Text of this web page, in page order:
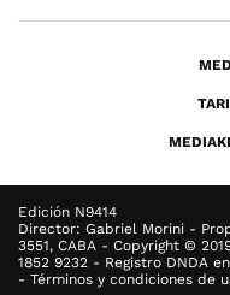
Edición N9414
Director: Gabriel Morini -
3551, CABA - Copyright ©
1852 9232 - Registro DNDA
- Términos y condiciones de